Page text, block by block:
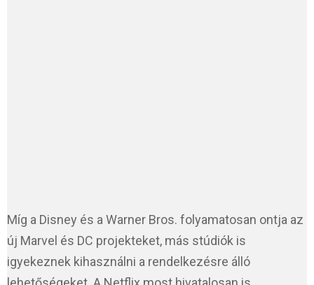
Míg a Disney és a Warner Bros. folyamatosan ontja az
új Marvel és DC projekteket, más stúdiók is
igyekeznek kihasználni a rendelkezésre álló